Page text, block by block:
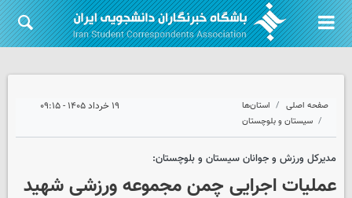
صفحه اصلی
استان‌ها
سیستان و بلوچستان
۱۹ خرداد ۱۴۰۵ - ۰۹:۱۵
مدیرکل ورزش و جوانان سیستان و بلوچستان:
عملیات اجرایی چمن مجموعه ورزشی شهید